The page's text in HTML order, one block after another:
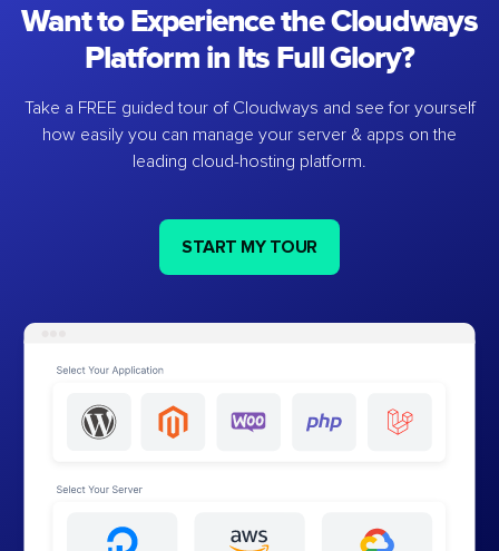
Want to Experience the Cloudways
Platform in Its Full Glory?
Take a FREE guided tour of Cloudways and see for yourself
how easily you can manage your server & apps on the
leading cloud-hosting platform.
START MY TOUR